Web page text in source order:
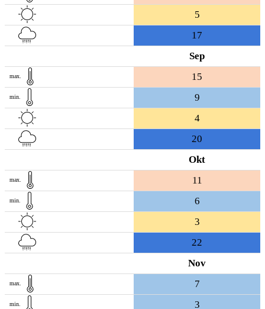
5
17
Sep
max. 15
min.
9
4
20
Okt
max. 11
min.
6
3
22
Nov
max. 7
min. 3